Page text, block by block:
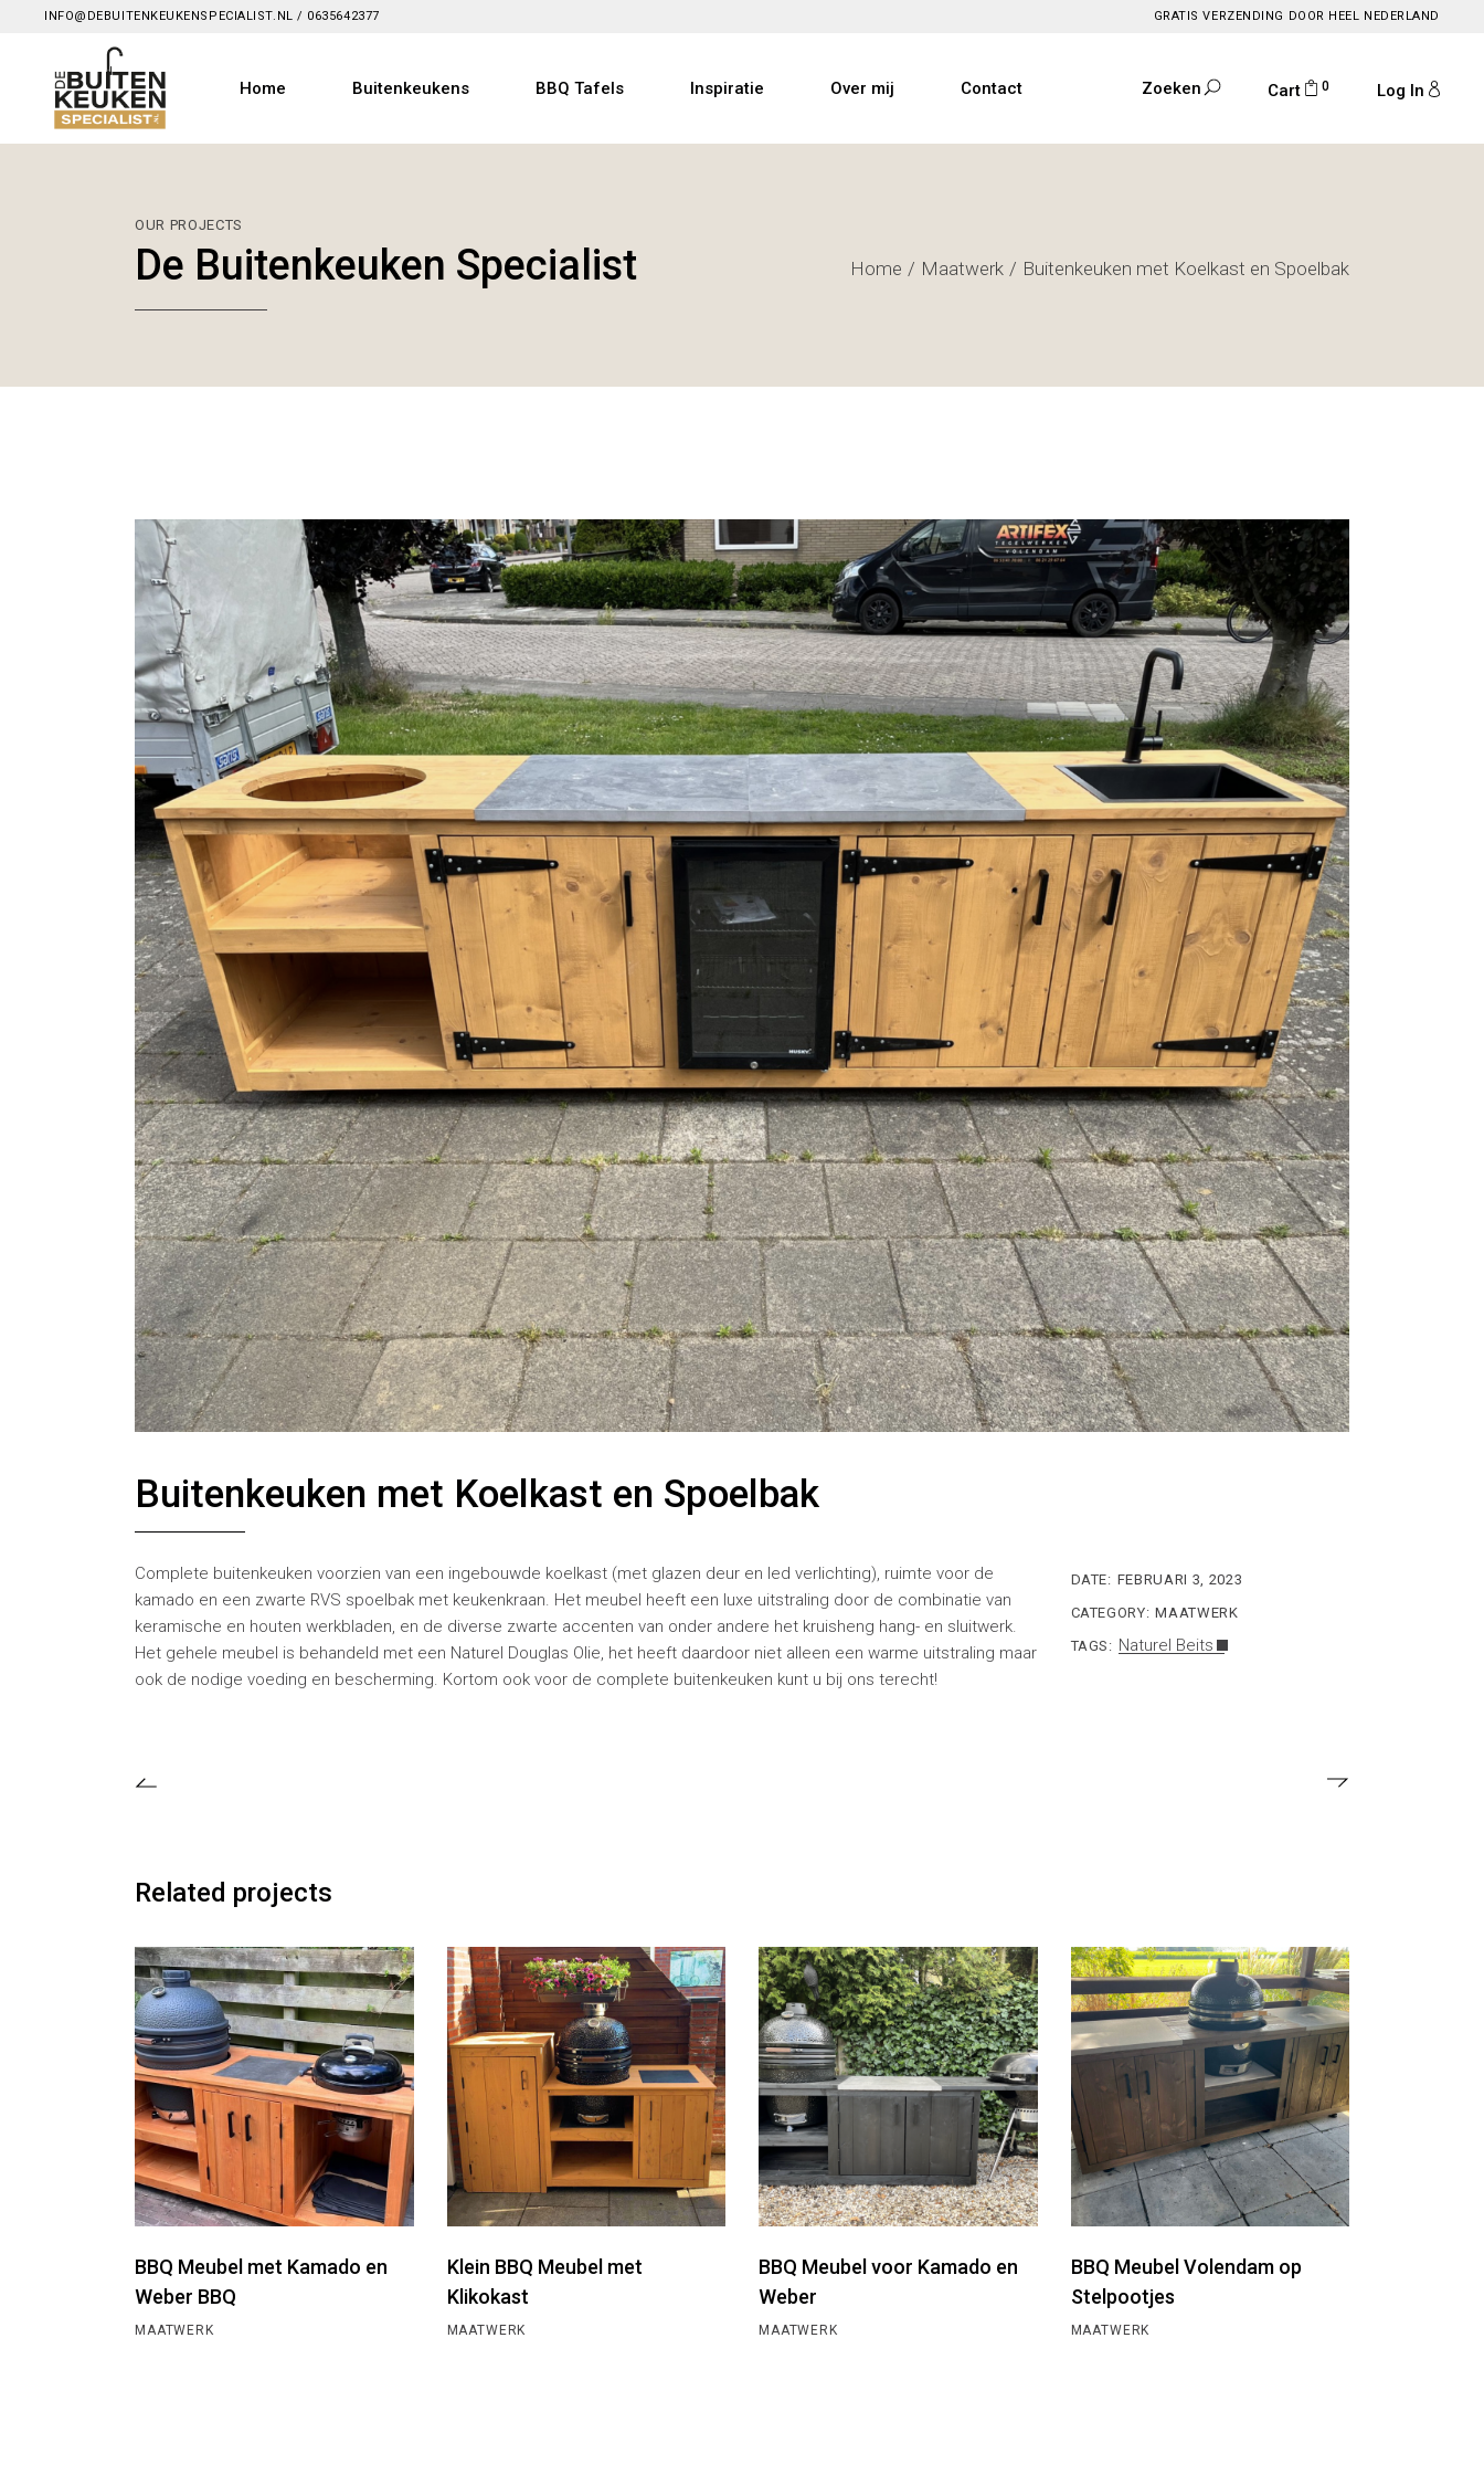
INFO@DEBUITENKEUKENSPECIALIST.NL / 0635642377 GRATIS VERZENDING DOOR HEEL NEDERLAND
Home Buitenkeukens BBQ Tafels Inspiratie Over mij Contact Zoeken Cart 0 Log In
OUR PROJECTS
De Buitenkeuken Specialist Home Maatwerk Buitenkeuken met Koelkast en Spoelbak
Buitenkeuken met Koelkast en Spoelbak
Complete buitenkeuken voorzien van een ingebouwde koelkast (met glazen deur en led verlichting), ruimte voor de
kamado en een zwarte RVS spoelbak met keukenkraan. Het meubel heeft een luxe uitstraling door de combinatie van
keramische en houten werkbladen, en de diverse zwarte accenten van onder andere het kruisheng hang- en sluitwerk.
Het gehele meubel is behandeld met een Naturel Douglas Olie, het heeft daardoor niet alleen een warme uitstraling maar
ook de nodige voeding en bescherming. Kortom ook voor de complete buitenkeuken kunt u bij ons terecht!
DATE: FEBRUARI 3, 2023
CATEGORY: MAATWERK
TAGS: Naturel Beits
Related projects
BBQ Meubel met Kamado en
Weber BBQ
MAATWERK
Klein BBQ Meubel met
Klikokast
MAATWERK
BBQ Meubel voor Kamado en
Weber
MAATWERK
BBQ Meubel Volendam op
Stelpootjes
MAATWERK